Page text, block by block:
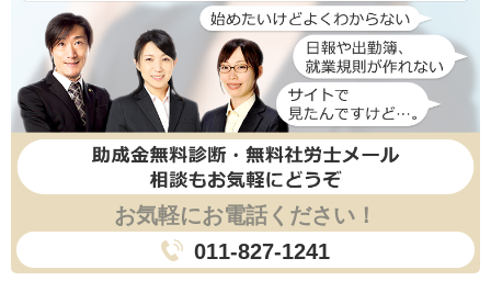
お気軽にお電話ください！
011-827-1241